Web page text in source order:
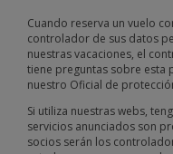
Cuando reserva un vuelo
controlador de sus datos
nuestras vacaciones, el
tiene preguntas sobre esta
nuestro Oficial de
Si utiliza nuestras webs,
servicios anunciados son
socios serán los